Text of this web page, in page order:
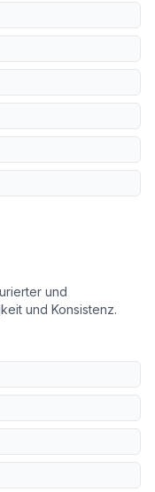
und
und Konsistenz.